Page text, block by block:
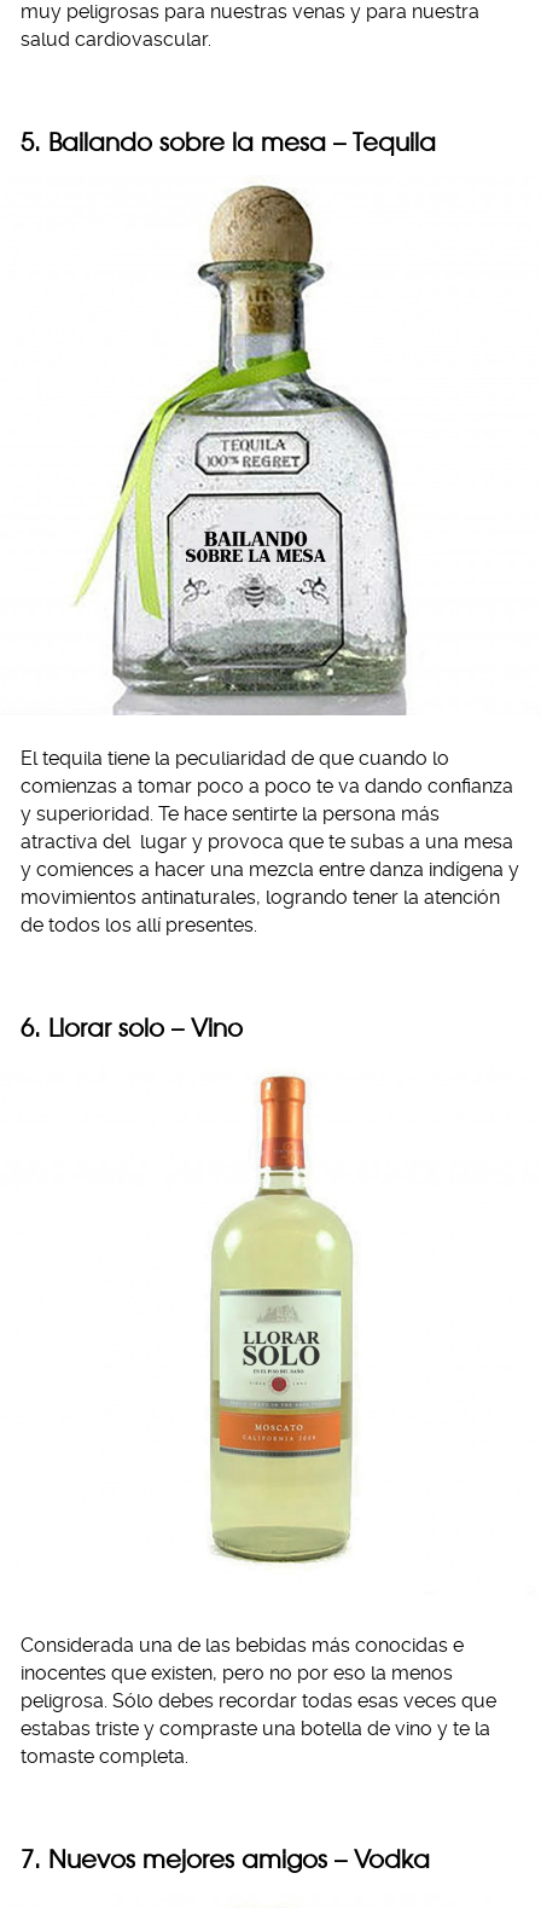
muy peligrosas para nuestras venas y para nuestra
salud cardiovascular.
5. Bailando sobre la mesa – Tequila
El tequila tiene la peculiaridad de que cuando lo
comienzas a tomar poco a poco te va dando confianza
y superioridad. Te hace sentirte la persona más
atractiva del lugar y provoca que te subas a una mesa
y comiences a hacer una mezcla entre danza indígena y
movimientos antinaturales, logrando tener la atención
de todos los allí presentes.
6. Llorar solo – Vino
Considerada una de las bebidas más conocidas e
inocentes que existen, pero no por eso la menos
peligrosa. Sólo debes recordar todas esas veces que
estabas triste y compraste una botella de vino y te la
tomaste completa.
7. Nuevos mejores amigos – Vodka